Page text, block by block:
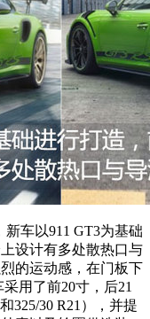
新车以911 GT3为基础
设计有多处散热口与
的运动感，在门板下
用了前20寸，后21
325/30 R21），并提